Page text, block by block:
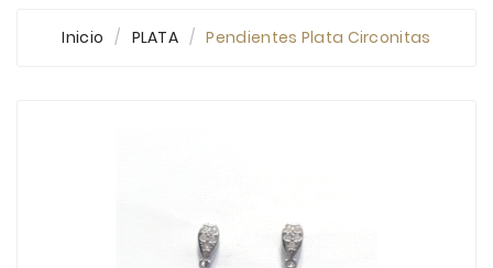
Inicio PLATA Pendientes Plata Circonitas